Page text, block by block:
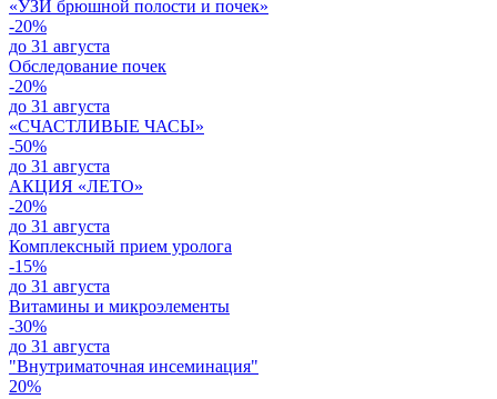
«УЗИ брюшной полости и почек»
-20%
до 31 августа
Обследование почек
-20%
до 31 августа
«СЧАСТЛИВЫЕ ЧАСЫ»
-50%
до 31 августа
АКЦИЯ «ЛЕТО»
-20%
до 31 августа
Комплексный прием уролога
-15%
до 31 августа
Витамины и микроэлементы
-30%
до 31 августа
"Внутриматочная инсеминация"
20%